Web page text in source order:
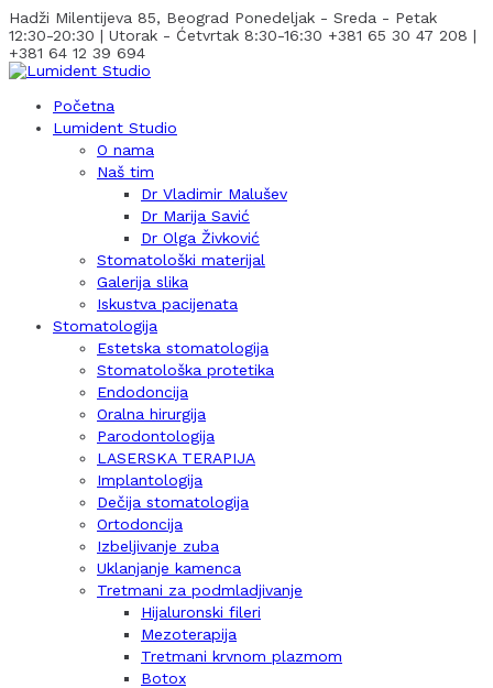
Hadži Milentijeva 85, Beograd Ponedeljak - Sreda - Petak
12:30-20:30 | Utorak - Ćetvrtak 8:30-16:30 +381 65 30 47 208 |
+381 64 12 39 694
Početna
Lumident Studio
O nama
Naš tim
Dr Vladimir Malušev
Dr Marija Savić
Dr Olga Živković
Stomatološki materijal
Galerija slika
Iskustva pacijenata
Stomatologija
Estetska stomatologija
Stomatološka protetika
Endodoncija
Oralna hirurgija
Parodontologija
LASERSKA TERAPIJA
Implantologija
Dečija stomatologija
Ortodoncija
Izbeljivanje zuba
Uklanjanje kamenca
Tretmani za podmladjivanje
Hijaluronski fileri
Mezoterapija
Tretmani krvnom plazmom
Botox